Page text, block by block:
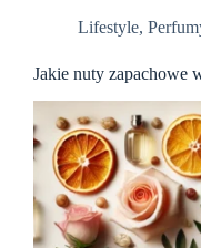
Lifestyle,
Jakie nuty zapachowe